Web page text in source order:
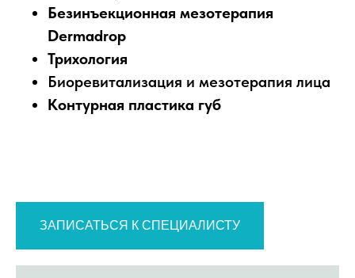
Безинъекционная мезотерапия
Dermadrop
Трихология
Биоревитализация и мезотерапия лица
Контурная пластика губ
ЗАПИСАТЬСЯ К СПЕЦИАЛИСТУ